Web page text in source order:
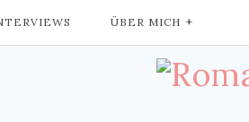
ÜBER MICH